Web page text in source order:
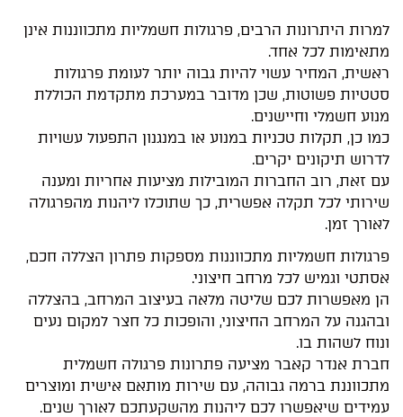
למרות היתרונות הרבים, פרגולות חשמליות מתכווננות אינן
מתאימות לכל אחד.
ראשית, המחיר עשוי להיות גבוה יותר לעומת פרגולות
סטטיות פשוטות, שכן מדובר במערכת מתקדמת הכוללת
מנוע חשמלי וחיישנים.
כמו כן, תקלות טכניות במנוע או במנגנון התפעול עשויות
לדרוש תיקונים יקרים.
עם זאת, רוב החברות המובילות מציעות אחריות ומענה
שירותי לכל תקלה אפשרית, כך שתוכלו ליהנות מהפרגולה
לאורך זמן.
פרגולות חשמליות מתכווננות מספקות פתרון הצללה חכם,
אסתטי וגמיש לכל מרחב חיצוני.
הן מאפשרות לכם שליטה מלאה בעיצוב המרחב, בהצללה
ובהגנה על המרחב החיצוני, והופכות כל חצר למקום נעים
ונוח לשהות בו.
חברת אנדר קאבר מציעה פתרונות פרגולה חשמלית
מתכווננת ברמה גבוהה, עם שירות מותאם אישית ומוצרים
עמידים שיאפשרו לכם ליהנות מהשקעתכם לאורך שנים.